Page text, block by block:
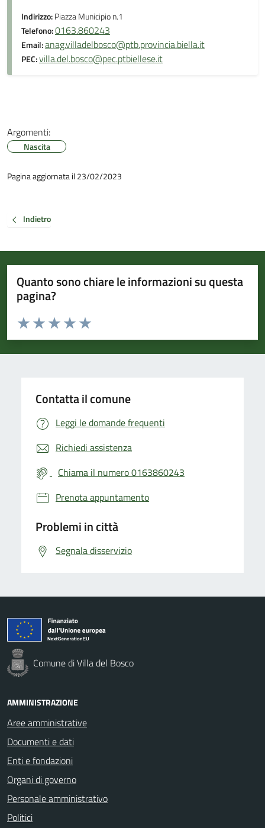
Indirizzo:Piazza Municipio n.1
Telefono:0163.860243
Email:anag.villadelbosco@ptb.provincia.biella.it
PEC:villa.del.bosco@pec.ptbiellese.it
Argomenti:
Nascita
Pagina aggiornata il 23/02/2023
Indietro
Quanto sono chiare le informazioni su questa
pagina?
Valuta da 1 a 5 stelle la pagina
Valuta 5 stelle su 5
Valuta 4 stelle su 5
Valuta 3 stelle su 5
Valuta 2 stelle su 5
Valuta 1 stelle su 5
Contatta il comune
Leggi le domande frequenti
Richiedi assistenza
Chiama il numero 0163860243
Prenota appuntamento
Problemi in città
Segnala disservizio
Comune di Villa del Bosco
AMMINISTRAZIONE
Aree amministrative
Documenti e dati
Enti e fondazioni
Organi di governo
Personale amministrativo
Politici